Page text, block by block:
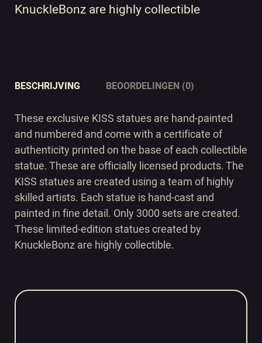
KnuckleBonz are highly collectible
BESCHRIJVING BEOORDELINGEN (0)
These exclusive KISS statues are hand-painted
and numbered and come with a certificate of
authenticity printed on the base of each collectible
statue. These are officially licensed products. The
KISS statues are created using a team of highly
skilled artists. Each statue is hand-cast and
painted in fine detail. Only 3000 sets are created.
These limited-edition statues created by
KnuckleBonz are highly collectible.